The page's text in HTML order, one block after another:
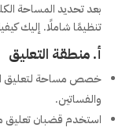
بعد تحديد المساحة
تنظيمًا شاملًا. إليك
أ. منطقة التعليق
خصص مساحة لتعليق
والفساتين.
استخدم قضبان تعليق